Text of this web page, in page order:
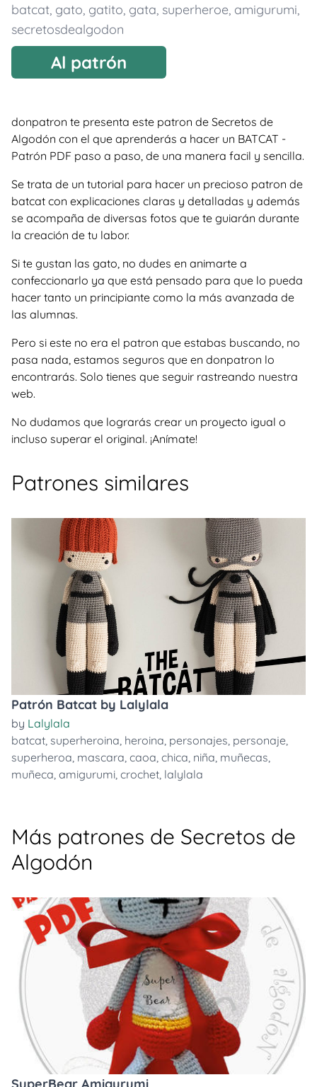
batcat, gato, gatito, gata, superheroe, amigurumi,
secretosdealgodon
Al patrón
donpatron te presenta este patron de Secretos de
Algodón con el que aprenderás a hacer un BATCAT -
Patrón PDF paso a paso, de una manera facil y sencilla.
Se trata de un tutorial para hacer un precioso patron de
batcat con explicaciones claras y detalladas y además
se acompaña de diversas fotos que te guiarán durante
la creación de tu labor.
Si te gustan las gato, no dudes en animarte a
confeccionarlo ya que está pensado para que lo pueda
hacer tanto un principiante como la más avanzada de
las alumnas.
Pero si este no era el patron que estabas buscando, no
pasa nada, estamos seguros que en donpatron lo
encontrarás. Solo tienes que seguir rastreando nuestra
web.
No dudamos que lograrás crear un proyecto igual o
incluso superar el original. ¡Anímate!
Patrones similares
Patrón Batcat by Lalylala
by Lalylala
batcat, superheroina, heroina, personajes, personaje,
superheroa, mascara, caoa, chica, niña, muñecas,
muñeca, amigurumi, crochet, lalylala
Más patrones de Secretos de
Algodón